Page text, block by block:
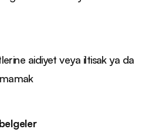
aidiyet veya iltisak ya da